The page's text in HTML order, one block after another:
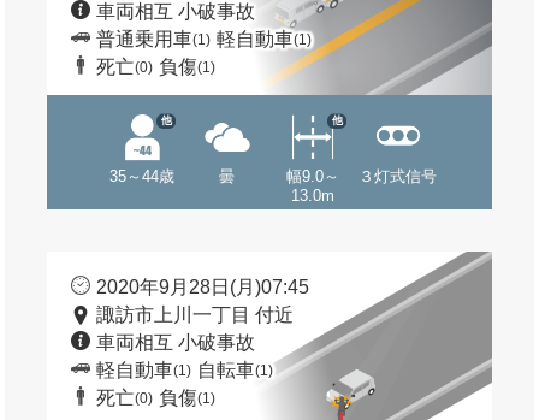
車両相互 小破事故
普通乗用車(1) 軽自動車(1)
死亡(0) 負傷(1)
35～44歳
他
曇
幅9.0～
13.0m
他
３灯式信号
2020年9月28日(月)07:45
諏訪市上川一丁目 付近
車両相互 小破事故
軽自動車(1) 自転車(1)
死亡(0) 負傷(1)